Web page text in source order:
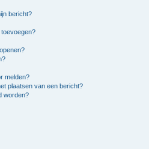
bericht?
melden?
plaatsen van een bericht?
worden?